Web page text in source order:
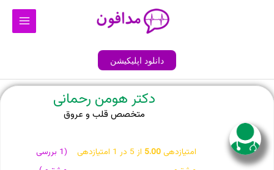
Main
دانلود اپلیکیشن
دکتر هومن رحمانی
متخصص قلب و عروق
امتیازدهی5.00 از 5 در 1 امتیازدهی
(
1 بررسی